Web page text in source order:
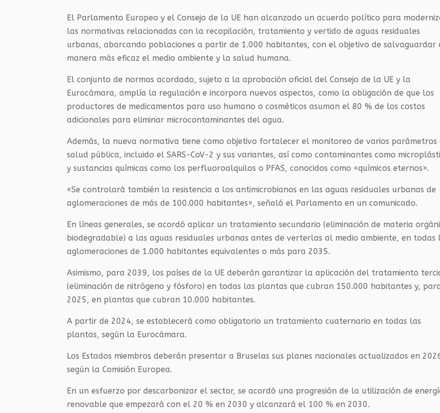
El Parlamento Europeo y el Consejo de la UE han alcanzado un acuerdo político para
las normativas relacionadas con la recopilación, tratamiento y vertido de aguas residuales
urbanas, abarcando poblaciones a partir de 1.000 habitantes, con el objetivo de salvaguardar
manera más eficaz el medio ambiente y la salud humana.
El conjunto de normas acordado, sujeto a la aprobación oficial del Consejo de la UE y la
Eurocámara, amplía la regulación e incorpora nuevos aspectos, como la obligación de que los
productores de medicamentos para uso humano o cosméticos asuman el 80 % de los costos
adicionales para eliminar microcontaminantes del agua.
Además, la nueva normativa tiene como objetivo fortalecer el monitoreo de varios parámetros
salud pública, incluido el SARS-CoV-2 y sus variantes, así como contaminantes como
y sustancias químicas como los perfluoroalquilos o PFAS, conocidos como «químicos eternos».
«Se controlará también la resistencia a los antimicrobianos en las aguas residuales urbanas de
aglomeraciones de más de 100.000 habitantes», señaló el Parlamento en un comunicado.
En líneas generales, se acordó aplicar un tratamiento secundario (eliminación de materia
biodegradable) a las aguas residuales urbanas antes de verterlas al medio ambiente, en todas
aglomeraciones de 1.000 habitantes equivalentes o más para 2035.
Asimismo, para 2039, los países de la UE deberán garantizar la aplicación del tratamiento
(eliminación de nitrógeno y fósforo) en todas las plantas que cubran 150.000 habitantes y,
2025, en plantas que cubran 10.000 habitantes.
A partir de 2024, se establecerá como obligatorio un tratamiento cuaternario en todas las
plantas, según la Eurocámara.
Los Estados miembros deberán presentar a Bruselas sus planes nacionales actualizados en
según la Comisión Europea.
En un esfuerzo por descarbonizar el sector, se acordó una progresión de la utilización de
renovable que empezará con el 20 % en 2030 y alcanzará el 100 % en 2030.